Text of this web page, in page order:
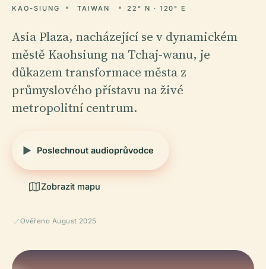
KAO-SIUNG TAIWAN 22° N · 120° E
Asia Plaza, nacházející se v dynamickém
městě Kaohsiung na Tchaj-wanu, je
důkazem transformace města z
průmyslového přístavu na živé
metropolitní centrum.
Poslechnout audioprůvodce
Zobrazit mapu
Ověřeno August 2025